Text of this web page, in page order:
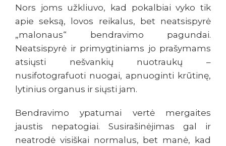
Nors joms užkliuvo, kad pokalbiai vyko tik
apie seksą, lovos reikalus, bet neatsispyrė
„malonaus“ bendravimo pagundai.
Neatsispyrė ir primygtiniams jo prašymams
atsiųsti nešvankių nuotraukų –
nusifotografuoti nuogai, apnuoginti krūtinę,
lytinius organus ir siųsti jam.
Bendravimo ypatumai vertė mergaites
jaustis nepatogiai. Susirašinėjimas gal ir
neatrodė visiškai normalus, bet manė, kad